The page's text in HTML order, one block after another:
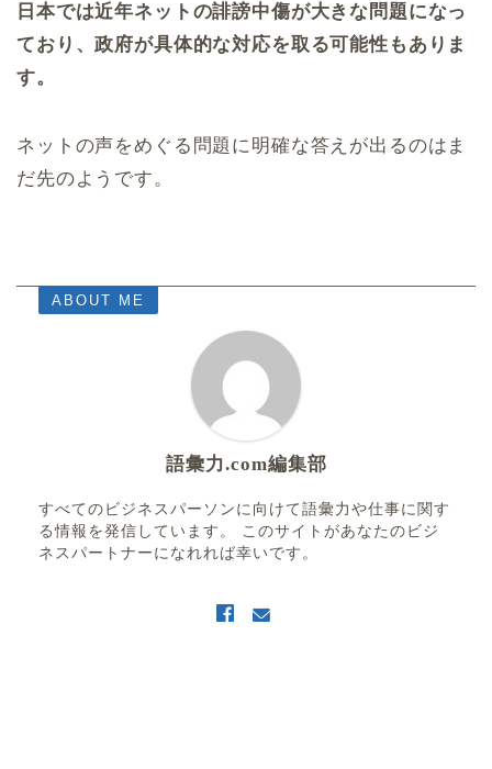
日本では近年ネットの誹謗中傷が大きな問題になっ
ており、政府が具体的な対応を取る可能性もありま
す。
ネットの声をめぐる問題に明確な答えが出るのはま
だ先のようです。
ABOUT ME
語彙力.com編集部
すべてのビジネスパーソンに向けて語彙力や仕事に関す
る情報を発信しています。 このサイトがあなたのビジ
ネスパートナーになれれば幸いです。